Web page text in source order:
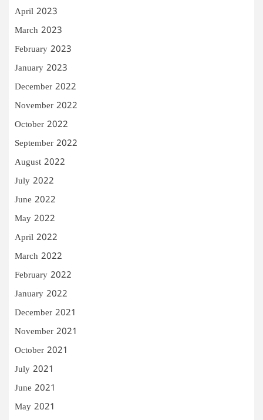
April 2023
March 2023
February 2023
January 2023
December 2022
November 2022
October 2022
September 2022
August 2022
July 2022
June 2022
May 2022
April 2022
March 2022
February 2022
January 2022
December 2021
November 2021
October 2021
July 2021
June 2021
May 2021